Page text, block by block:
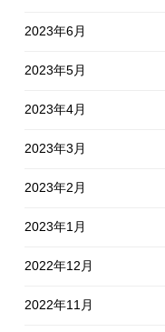
2023年6月
2023年5月
2023年4月
2023年3月
2023年2月
2023年1月
2022年12月
2022年11月